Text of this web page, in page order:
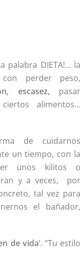
palabra DIETA!… la
con perder peso,
escasez, pasar
alimentos…
de cuidarnos
un tiempo, con la
unos kilitos o
y a veces, por
tal vez para
el bañador,
de vida’. “Tu estilo